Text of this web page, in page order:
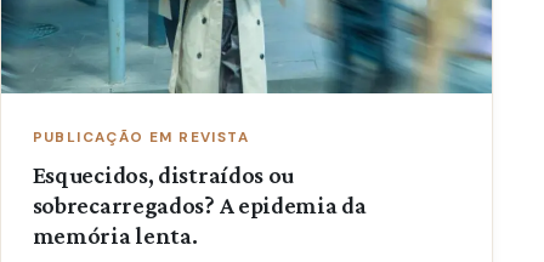
PUBLICAÇÃO EM REVISTA
Esquecidos, distraídos ou
sobrecarregados? A epidemia da
memória lenta.